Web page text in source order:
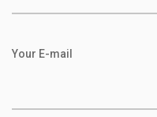
Your E-mail